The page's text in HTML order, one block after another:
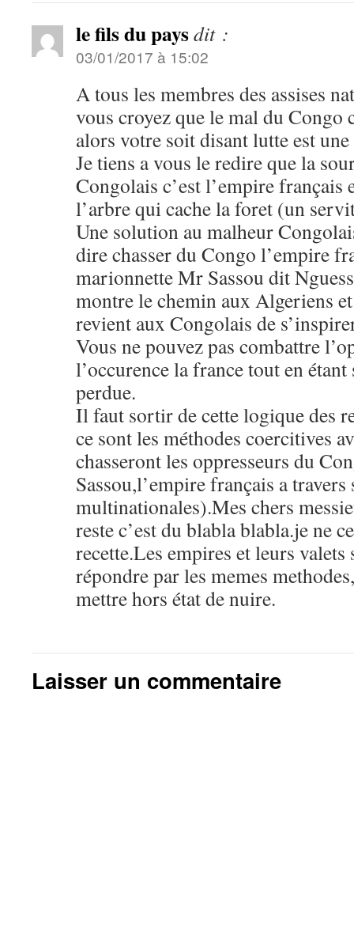
le fils du paysdit :
03/01/2017 à 15:02
A tous les membres des assises
vous croyez que le mal du Congo
alors votre soit disant lutte est
Je tiens a vous le redire que la
Congolais c’est l’empire français
l’arbre qui cache la foret (un
Une solution au malheur
dire chasser du Congo l’empire
marionnette Mr Sassou dit
montre le chemin aux Algeriens
revient aux Congolais de
Vous ne pouvez pas combattre
l’occurence la france tout en étant
perdue.
Il faut sortir de cette logique des
ce sont les méthodes coercitives
chasseront les oppresseurs du
Sassou,l’empire français a travers
multinationales).Mes chers
reste c’est du blabla blabla.je ne
recette.Les empires et leurs
répondre par les memes
mettre hors état de nuire.
Laisser un commentaire